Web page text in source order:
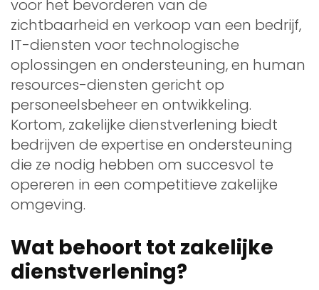
voor het bevorderen van de
zichtbaarheid en verkoop van een bedrijf,
IT-diensten voor technologische
oplossingen en ondersteuning, en human
resources-diensten gericht op
personeelsbeheer en ontwikkeling.
Kortom, zakelijke dienstverlening biedt
bedrijven de expertise en ondersteuning
die ze nodig hebben om succesvol te
opereren in een competitieve zakelijke
omgeving.
Wat behoort tot zakelijke
dienstverlening?